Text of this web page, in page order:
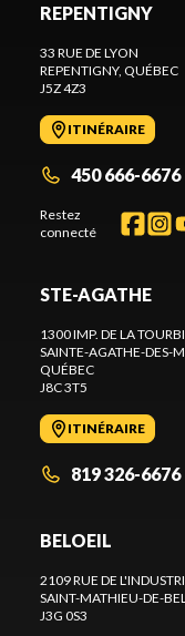
REPENTIGNY
33 RUE DE LYON
REPENTIGNY, QUÉBEC
J5Z 4Z3
ITINÉRAIRE
450 666-6676
Restez
connecté
STE-AGATHE
1300 IMP. DE LA
SAINTE-AGATHE-DES-
QUÉBEC
J8C 3T5
ITINÉRAIRE
819 326-6676
BELOEIL
2109 RUE DE
SAINT-MATHIEU-DE-
J3G 0S3